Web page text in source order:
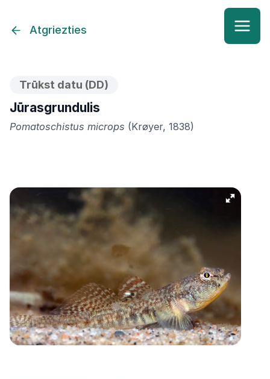
Atgriezties
Trūkst datu (DD)
Jūrasgrundulis
Pomatoschistus microps (Krøyer, 1838)